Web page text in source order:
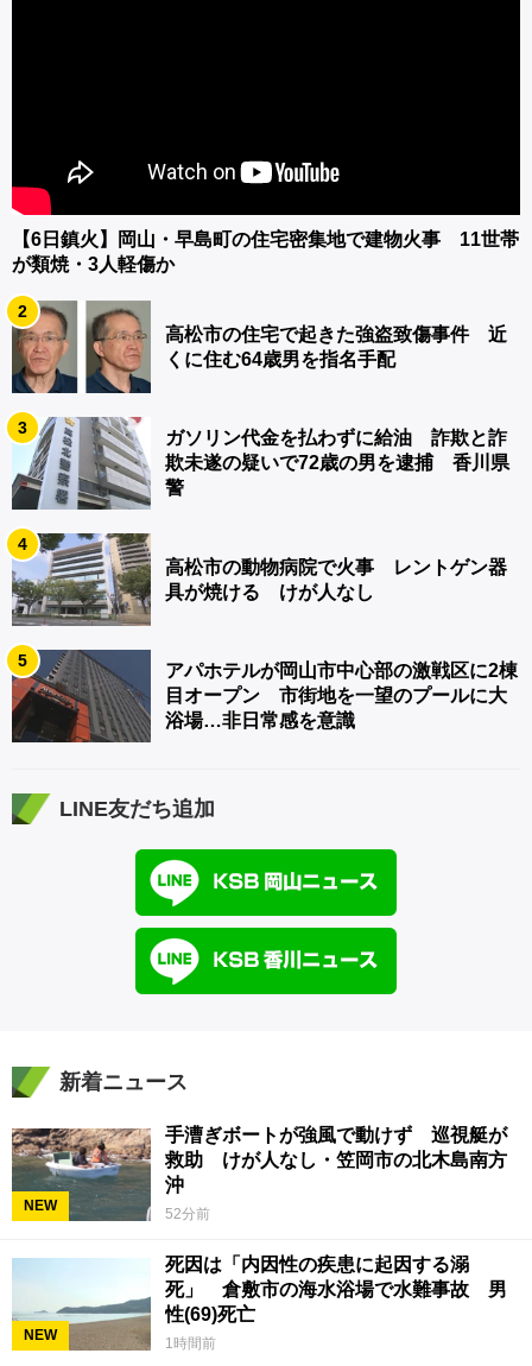
【6日鎮火】岡山・早島町の住宅密集地で建物火事 11世帯
が類焼・3人軽傷か
2
高松市の住宅で起きた強盗致傷事件 近
くに住む64歳男を指名手配
3
ガソリン代金を払わずに給油 詐欺と詐
欺未遂の疑いで72歳の男を逮捕 香川県
警
4
高松市の動物病院で火事 レントゲン器
具が焼ける けが人なし
5
アパホテルが岡山市中心部の激戦区に2棟
目オープン 市街地を一望のプールに大
浴場…非日常感を意識
LINE友だち追加
新着ニュース
NEW
手漕ぎボートが強風で動けず 巡視艇が
救助 けが人なし・笠岡市の北木島南方
沖
52分前
NEW
死因は「内因性の疾患に起因する溺
死」 倉敷市の海水浴場で水難事故 男
性(69)死亡
1時間前